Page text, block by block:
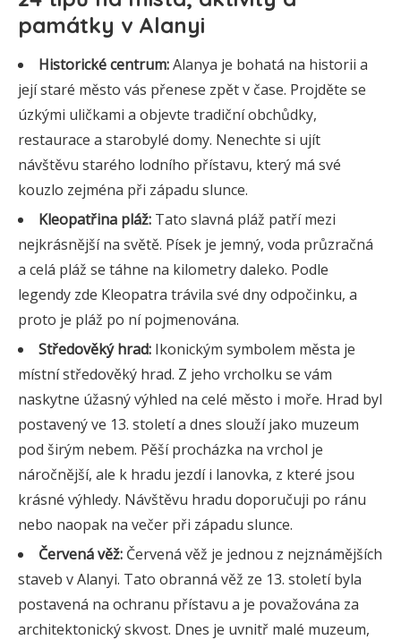
památky v Alanyi
Historické centrum:Alanya je bohatá na historii a
její staré město vás přenese zpět v čase. Projděte se
úzkými uličkami a objevte tradiční obchůdky,
restaurace a starobylé domy. Nenechte si ujít
návštěvu starého lodního přístavu, který má své
kouzlo zejména při západu slunce.
Kleopatřina pláž: Tato slavná pláž patří mezi
nejkrásnější na světě. Písek je jemný, voda průzračná
a celá pláž se táhne na kilometry daleko. Podle
legendy zde Kleopatra trávila své dny odpočinku, a
proto je pláž po ní pojmenována.
Středověký hrad: Ikonickým symbolem města je
místní středověký hrad. Z jeho vrcholku se vám
naskytne úžasný výhled na celé město i moře. Hrad byl
postavený ve 13. století a dnes slouží jako muzeum
pod širým nebem. Pěší procházka na vrchol je
náročnější, ale k hradu jezdí i lanovka, z které jsou
krásné výhledy. Návštěvu hradu doporučuji po ránu
nebo naopak na večer při západu slunce.
Červená věž: Červená věž je jednou z nejznámějších
staveb v Alanyi. Tato obranná věž ze 13. století byla
postavená na ochranu přístavu a je považována za
architektonický skvost. Dnes je uvnitř malé muzeum,